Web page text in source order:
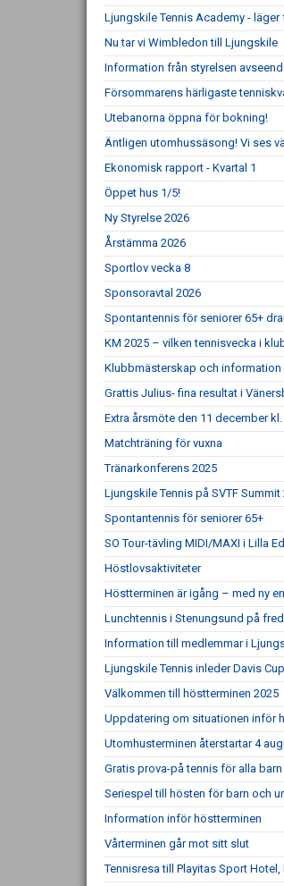
Ljungskile Tennis Academy - läger
Nu tar vi Wimbledon till Ljungskile
Information från styrelsen
Försommarens härligaste
Utebanorna öppna för bokning!
Äntligen utomhussäsong! Vi ses
Ekonomisk rapport - Kvartal 1
Öppet hus 1/5!
Ny Styrelse 2026
Årstämma 2026
Sportlov vecka 8
Sponsoravtal 2026
Spontantennis för seniorer 65+
KM 2025 – vilken tennisvecka i
Klubbmästerskap och information
Grattis Julius- fina resultat i
Extra årsmöte den 11 december kl.
Matchträning för vuxna
Tränarkonferens 2025
Ljungskile Tennis på SVTF
Spontantennis för seniorer 65+
SO Tour-tävling MIDI/MAXI i Lilla
Höstlovsaktiviteter
Höstterminen är igång – med ny
Lunchtennis i Stenungsund på
Information till medlemmar i
Ljungskile Tennis inleder Davis
Välkommen till höstterminen 2025
Uppdatering om situationen inför
Utomhusterminen återstartar 4
Gratis prova-på tennis för alla
Seriespel till hösten för barn och
Information inför höstterminen
Vårterminen går mot sitt slut
Tennisresa till Playitas Sport Hotel,